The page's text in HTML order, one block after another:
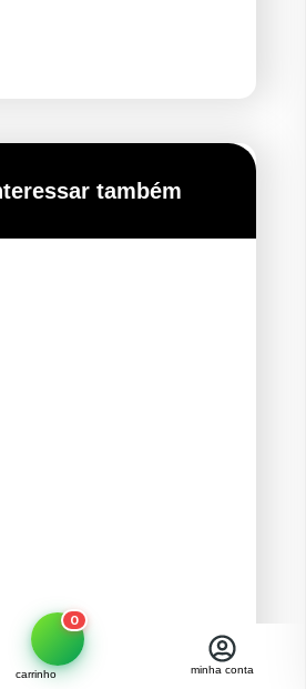
também
0
carrinho minha conta